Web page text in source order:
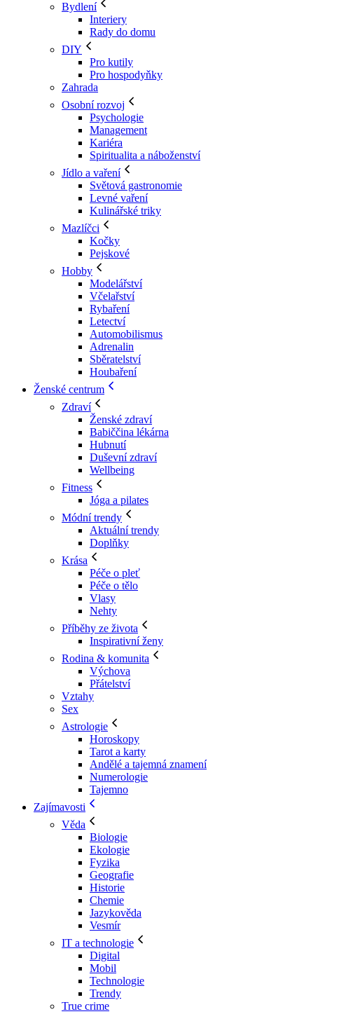
Bydlení
Interiery
Rady do domu
DIY
Pro kutily
Pro hospodyňky
Zahrada
Osobní rozvoj
Psychologie
Management
Kariéra
Spiritualita a náboženství
Jídlo a vaření
Světová gastronomie
Levné vaření
Kulinářské triky
Mazlíčci
Kočky
Pejskové
Hobby
Modelářství
Včelařství
Rybaření
Letectví
Automobilismus
Adrenalin
Sběratelství
Houbaření
Ženské centrum
Zdraví
Ženské zdraví
Babiččina lékárna
Hubnutí
Duševní zdraví
Wellbeing
Fitness
Jóga a pilates
Módní trendy
Aktuální trendy
Doplňky
Krása
Péče o pleť
Péče o tělo
Vlasy
Nehty
Příběhy ze života
Inspirativní ženy
Rodina & komunita
Výchova
Přátelství
Vztahy
Sex
Astrologie
Horoskopy
Tarot a karty
Andělé a tajemná znamení
Numerologie
Tajemno
Zajímavosti
Věda
Biologie
Ekologie
Fyzika
Geografie
Historie
Chemie
Jazykověda
Vesmír
IT a technologie
Digital
Mobil
Technologie
Trendy
True crime